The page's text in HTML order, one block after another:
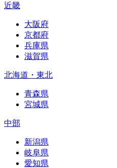
近畿
大阪府
京都府
兵庫県
滋賀県
北海道・東北
青森県
宮城県
中部
新潟県
岐阜県
愛知県